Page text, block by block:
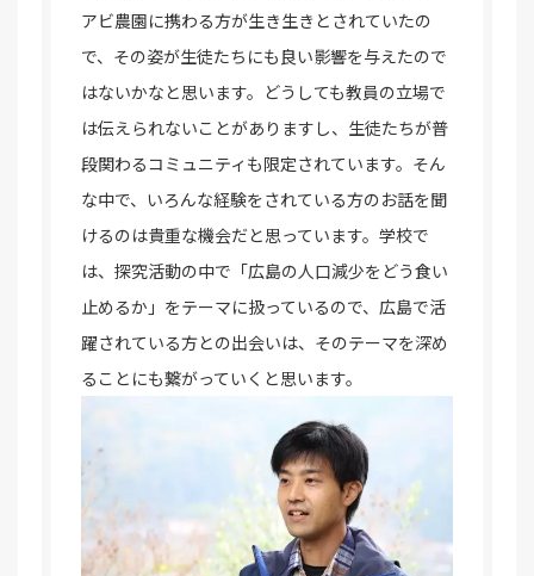
アビ農園に携わる方が生き生きとされていたの
で、その姿が生徒たちにも良い影響を与えたので
はないかなと思います。どうしても教員の立場で
は伝えられないことがありますし、生徒たちが普
段関わるコミュニティも限定されています。そん
な中で、いろんな経験をされている方のお話を聞
けるのは貴重な機会だと思っています。学校で
は、探究活動の中で「広島の人口減少をどう食い
止めるか」をテーマに扱っているので、広島で活
躍されている方との出会いは、そのテーマを深め
ることにも繋がっていくと思います。